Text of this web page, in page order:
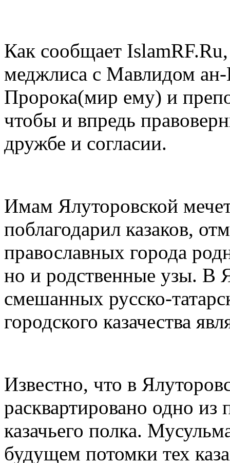
Как сообщает
меджлиса с Мавлидом
Пророка(мир ему) и
чтобы и впредь
дружбе и согласии.
Имам Ялуторовской
поблагодарил казаков,
православных города
но и родственные узы. В
смешанных русско-
городского казачества
Известно, что в
расквартировано одно из
казачьего полка.
будущем потомки тех